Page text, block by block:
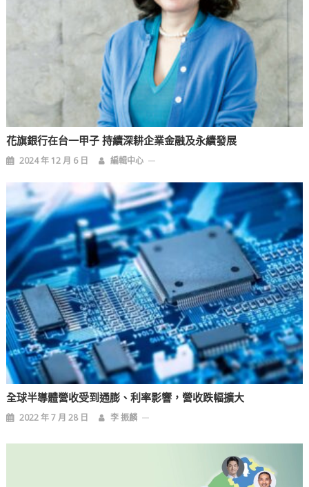
花旗銀行在台一甲子 持續深耕企業金融及永續發展
2024 年 12 月 6 日 編輯中心
全球半導體營收受到通膨、利率影響，營收跌幅擴大
2022 年 7 月 28 日 李 振麟